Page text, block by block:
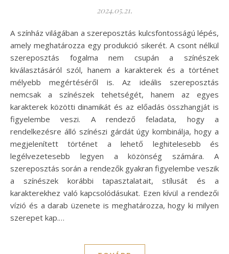
2024.05.21.
A színház világában a szereposztás kulcsfontosságú lépés,
amely meghatározza egy produkció sikerét. A csont nélkül
szereposztás fogalma nem csupán a színészek
kiválasztásáról szól, hanem a karakterek és a történet
mélyebb megértéséről is. Az ideális szereposztás
nemcsak a színészek tehetségét, hanem az egyes
karakterek közötti dinamikát és az előadás összhangját is
figyelembe veszi. A rendező feladata, hogy a
rendelkezésre álló színészi gárdát úgy kombinálja, hogy a
megjelenített történet a lehető leghitelesebb és
legélvezetesebb legyen a közönség számára. A
szereposztás során a rendezők gyakran figyelembe veszik
a színészek korábbi tapasztalatait, stílusát és a
karakterekhez való kapcsolódásukat. Ezen kívül a rendezői
vízió és a darab üzenete is meghatározza, hogy ki milyen
szerepet kap.…